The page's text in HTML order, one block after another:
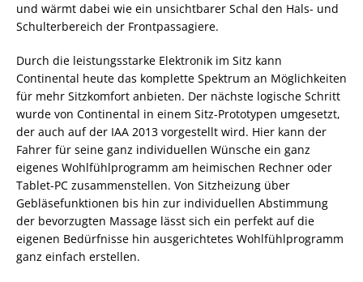
und wärmt dabei wie ein unsichtbarer Schal den Hals- und
Schulterbereich der Frontpassagiere.
Durch die leistungsstarke Elektronik im Sitz kann
Continental heute das komplette Spektrum an Möglichkeiten
für mehr Sitzkomfort anbieten. Der nächste logische Schritt
wurde von Continental in einem Sitz-Prototypen umgesetzt,
der auch auf der IAA 2013 vorgestellt wird. Hier kann der
Fahrer für seine ganz individuellen Wünsche ein ganz
eigenes Wohlfühlprogramm am heimischen Rechner oder
Tablet-PC zusammenstellen. Von Sitzheizung über
Gebläsefunktionen bis hin zur individuellen Abstimmung
der bevorzugten Massage lässt sich ein perfekt auf die
eigenen Bedürfnisse hin ausgerichtetes Wohlfühlprogramm
ganz einfach erstellen.